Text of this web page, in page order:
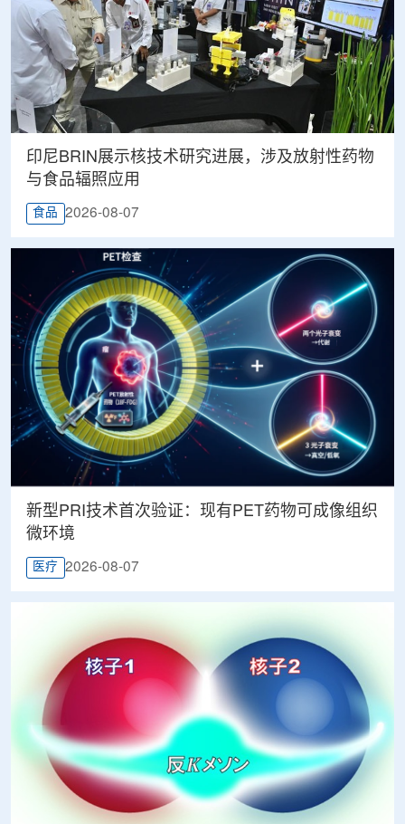
印尼BRIN展示核技术研究进展，涉及放射性药物
与食品辐照应用
食品 2026-08-07
新型PRI技术首次验证：现有PET药物可成像组织
微环境
医疗 2026-08-07